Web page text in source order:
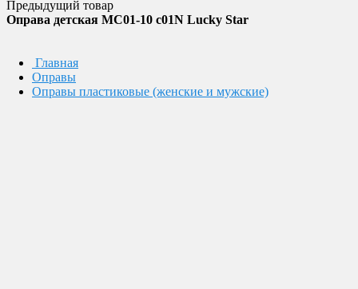
Предыдущий товар
Оправа детская MC01-10 c01N Lucky Star
Главная
Оправы
Оправы пластиковые (женские и мужские)